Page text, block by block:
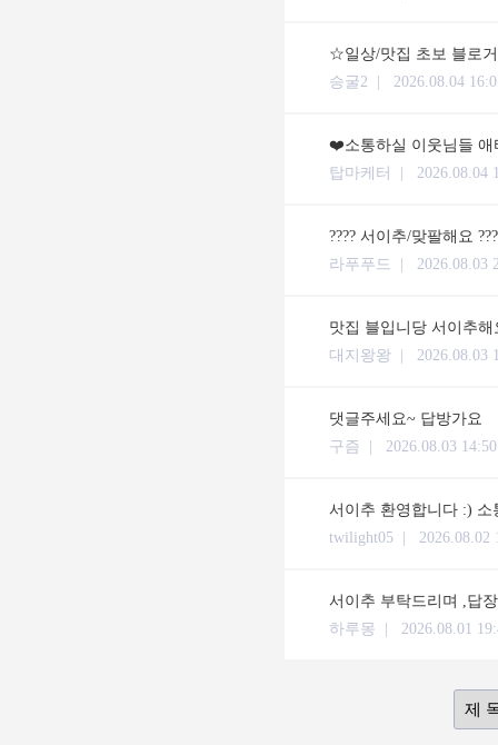
☆일상/맛집 초보 블로
승굴2 | 2026.08.04
❤️소통하실 이웃님들
탑마케터 | 2026.08.04
???? 서이추/맞팔해요
라푸푸드 | 2026.08.03
맛집 블입니당 서이추
대지왕왕 | 2026.08.03
댓글주세요~ 답방가요
구즘 | 2026.08.03 14:50
서이추 환영합니다 :)
twilight05 | 2026.08.02
서이추 부탁드리며 ,답
하루몽 | 2026.08.01